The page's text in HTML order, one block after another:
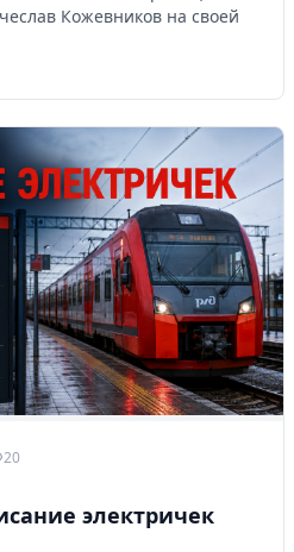
Кожевников на своей
20
электричек